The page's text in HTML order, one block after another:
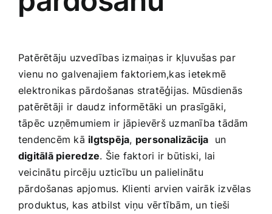
Patērētāju ‌uzvedības​ izmaiņas ir​ kļuvušas par
vienu no galvenajiem faktoriem,kas ietekmē
‌elektronikas pārdošanas stratēģijas.‍ Mūsdienās
patērētāji ⁢ir daudz informētāki⁤ un prasīgāki,
tāpēc uzņēmumiem ir jāpievērš uzmanība tādām
tendencēm kā ilgtspēja, personalizācija ⁤ un⁣
digitālā pieredze. Šie⁤ faktori ​ir būtiski, lai
veicinātu pircēju uzticību un palielinātu
pārdošanas apjomus. Klienti arvien vairāk izvēlas
produktus, ⁤kas‌ atbilst viņu vērtībām, un ⁤tieši